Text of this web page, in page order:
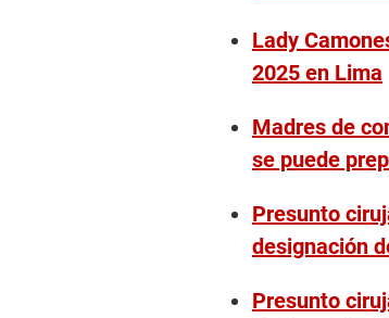
Lady
2025 en Lima
Madres de
se puede
Presunto
designación
Presunto